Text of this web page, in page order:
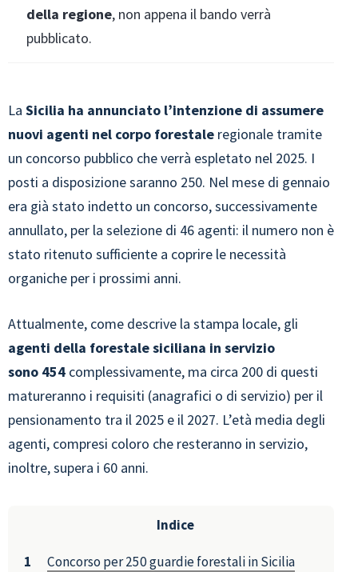
della regione, non appena il bando verrà
pubblicato.
La Sicilia ha annunciato l’intenzione di assumere
nuovi agenti nel corpo forestale regionale tramite
un concorso pubblico che verrà espletato nel 2025. I
posti a disposizione saranno 250. Nel mese di gennaio
era già stato indetto un concorso, successivamente
annullato, per la selezione di 46 agenti: il numero non è
stato ritenuto sufficiente a coprire le necessità
organiche per i prossimi anni.
Attualmente, come descrive la stampa locale, gli
agenti della forestale siciliana in servizio
sono 454 complessivamente, ma circa 200 di questi
matureranno i requisiti (anagrafici o di servizio) per il
pensionamento tra il 2025 e il 2027. L’età media degli
agenti, compresi coloro che resteranno in servizio,
inoltre, supera i 60 anni.
Indice
Concorso per 250 guardie forestali in Sicilia